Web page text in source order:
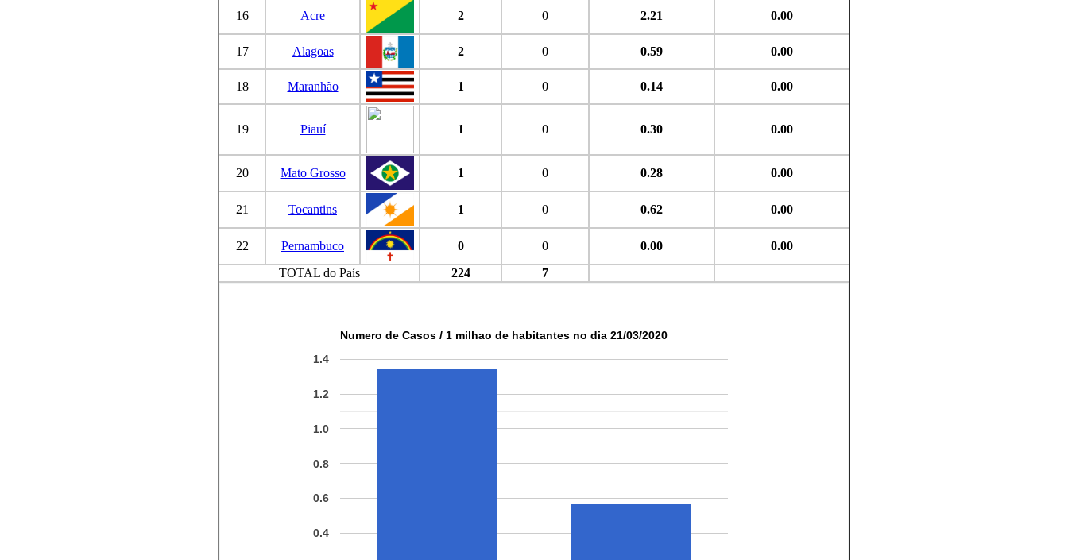
16 Acre 2 0 2.21 0.00
17 Alagoas 2 0 0.59 0.00
18 Maranhão 1 0 0.14 0.00
19 Piauí 1 0 0.30 0.00
20 Mato Grosso 1 0 0.28 0.00
21 Tocantins 1 0 0.62 0.00
22 Pernambuco 0 0 0.00
0.00
TOTAL do País
224 7
Numero de Casos / 1 milhao de habitantes no dia 21/03/2020
0.4
0.6
0.8
1.0
1.2
1.4